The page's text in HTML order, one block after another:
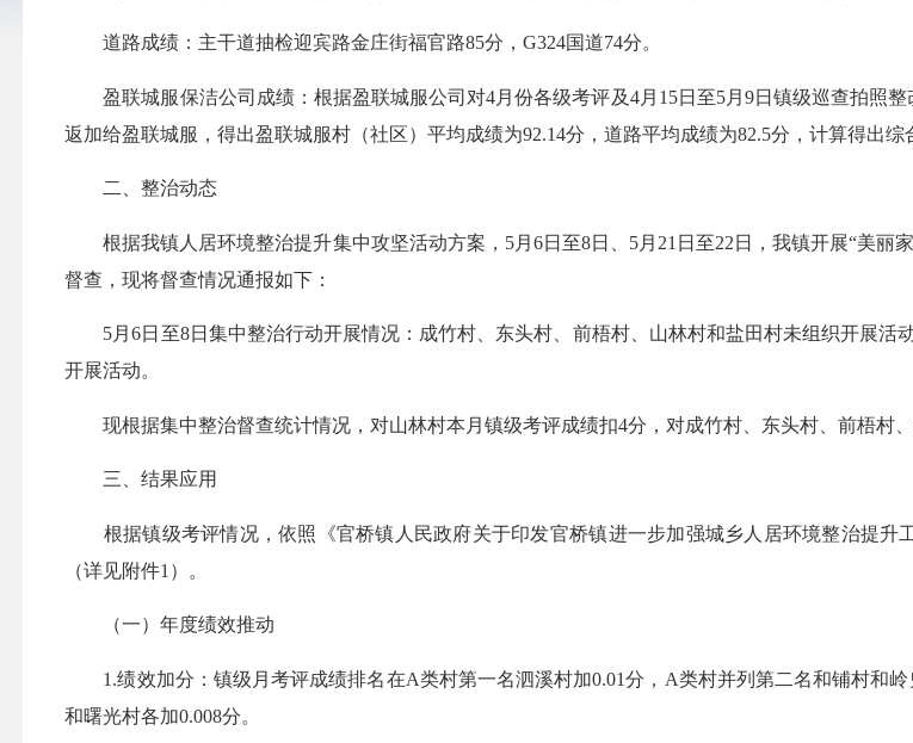
道路成绩：主干道抽检迎宾路金庄街福官路85分，G324国道74分。
盈联城服保洁公司成绩：根据盈联城服公司对4月份各级考评及4月15日至5月9日镇级巡查拍照
返加给盈联城服，得出盈联城服村（社区）平均成绩为92.14分，道路平均成绩为82.5分，计算得出综
二、整治动态
根据我镇人居环境整治提升集中攻坚活动方案，5月6日至8日、5月21日至22日，我镇开展“美丽
督查，现将督查情况通报如下：
5月6日至8日集中整治行动开展情况：成竹村、东头村、前梧村、山林村和盐田村未组织开展活
开展活动。
现根据集中整治督查统计情况，对山林村本月镇级考评成绩扣4分，对成竹村、东头村、前梧村、
三、结果应用
根据镇级考评情况，依照《官桥镇人民政府关于印发官桥镇进一步加强城乡人居环境整治提升
（详见附件1）。
（一）年度绩效推动
1.绩效加分：镇级月考评成绩排名在A类村第一名泗溪村加0.01分，A类村并列第二名和铺村和岭
和曙光村各加0.008分。